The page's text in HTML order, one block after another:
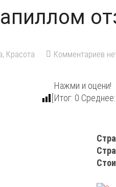
, Красота Комментариев
Нажми и оцени!
[Итог: 0 Среднее: